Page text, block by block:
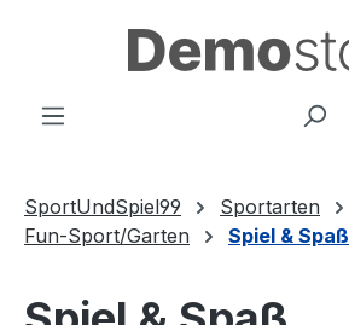
Zum Hauptinhalt springen
SportUndSpiel99
Sportarten
Fun-Sport/Garten
Spiel & Spaß